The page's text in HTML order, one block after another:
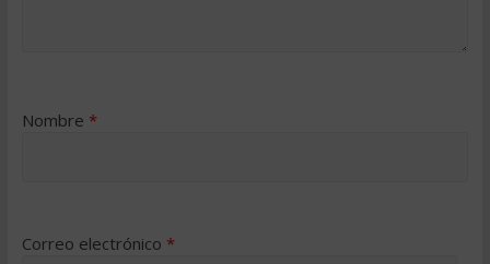
Nombre *
Correo electrónico *